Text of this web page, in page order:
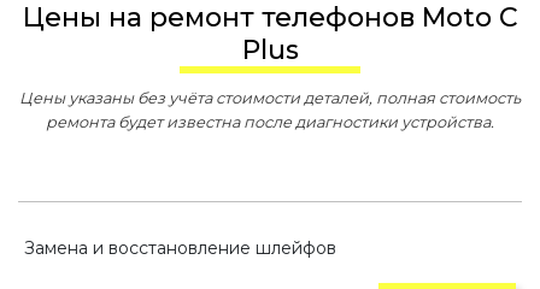
Цены на ремонт телефонов Moto C
Plus
Цены указаны без учёта стоимости деталей, полная стоимость
ремонта будет известна после диагностики устройства.
Замена и восстановление шлейфов